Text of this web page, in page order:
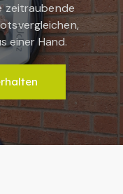
zeitraubende
einer Hand.